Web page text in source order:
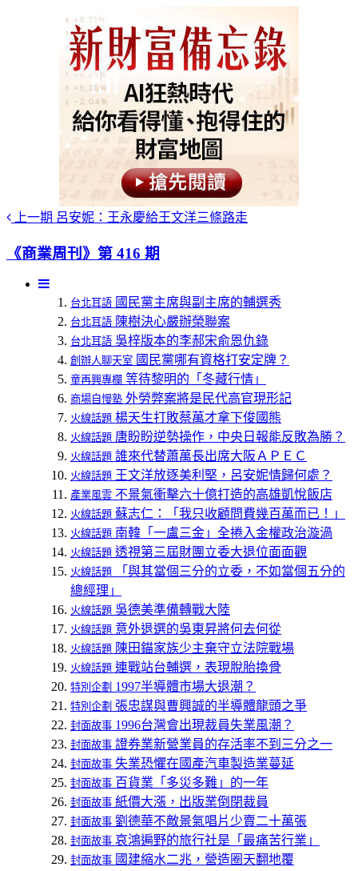
上一期 呂安妮：王永慶給王文洋三條路走
《商業周刊》第 416 期
台北耳語 國民黨主席與副主席的輔選秀
台北耳語 陳樹決心嚴辦榮聯案
台北耳語 吳梓版本的李郝宋俞恩仇錄
創辦人聊天室 國民黨哪有資格打安定牌？
童再興專欄 等待黎明的「冬藏行情」
商場自慢塾 外勞弊案將是民代高官現形記
火線話題 楊天生打敗蔡萬才拿下俊國熊
火線話題 唐盼盼逆勢操作，中央日報能反敗為勝？
火線話題 誰來代替蕭萬長出席大阪ＡＰＥＣ
火線話題 王文洋放逐美利堅，呂安妮情歸何處？
產業風雲 不景氣衝擊六十億打造的高雄凱悅飯店
火線話題 蘇志仁：「我只收顧問費幾百萬而已！」
火線話題 南韓「一盧三金」全捲入金權政治漩渦
火線話題 透視第三屆財團立委大退位面面觀
火線話題 「與其當個三分的立委，不如當個五分的
總經理」
火線話題 吳德美準備轉戰大陸
火線話題 意外退選的吳東昇將何去何從
火線話題 陳田錨家族少主棄守立法院戰場
火線話題 連戰站台輔選，表現脫胎換骨
特別企劃 1997半導體市場大退潮？
特別企劃 張忠謀與曹興誠的半導體龍頭之爭
封面故事 1996台灣會出現裁員失業風潮？
封面故事 證券業新營業員的存活率不到三分之一
封面故事 失業恐懼在國產汽車製造業蔓延
封面故事 百貨業「多災多難」的一年
封面故事 紙價大漲，出版業倒閉裁員
封面故事 劉德華不敵景氣唱片少賣二十萬張
封面故事 哀鴻遍野的旅行社是「最痛苦行業」
封面故事 國建縮水二兆，營造圈天翻地覆